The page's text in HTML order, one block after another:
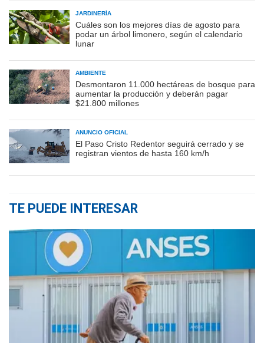
JARDINERÍA
Cuáles son los mejores días de agosto para
podar un árbol limonero, según el calendario
lunar
AMBIENTE
Desmontaron 11.000 hectáreas de bosque para
aumentar la producción y deberán pagar
$21.800 millones
ANUNCIO OFICIAL
El Paso Cristo Redentor seguirá cerrado y se
registran vientos de hasta 160 km/h
TE PUEDE INTERESAR